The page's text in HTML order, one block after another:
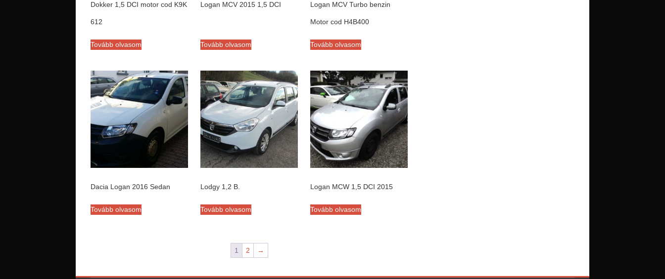
Dokker 1,5 DCI motor cod K9K
612
Tovább olvasom
Logan MCV 2015 1,5 DCI
Tovább olvasom
Logan MCV Turbo benzin
Motor cod H4B400
Tovább olvasom
Dacia Logan 2016 Sedan
Tovább olvasom
Lodgy 1,2 B.
Tovább olvasom
Logan MCW 1,5 DCI 2015
Tovább olvasom
1 2 →